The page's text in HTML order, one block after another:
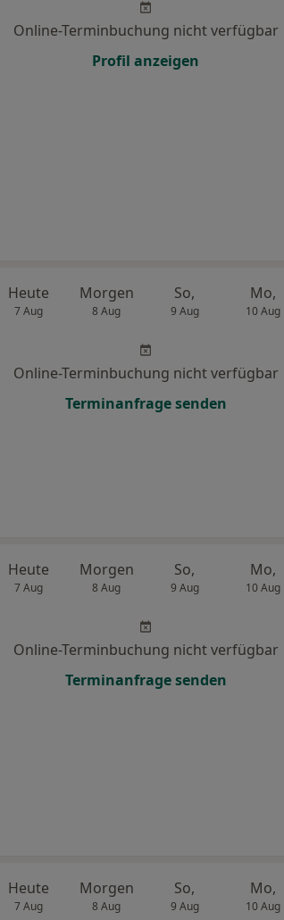
Online-Terminbuchung nicht verfügbar
Profil anzeigen
Heute
7 Aug
Morgen
8 Aug
So,
9 Aug
Mo,
10 Aug
Online-Terminbuchung nicht verfügbar
Terminanfrage senden
Heute
7 Aug
Morgen
8 Aug
So,
9 Aug
Mo,
10 Aug
Online-Terminbuchung nicht verfügbar
Terminanfrage senden
Heute
7 Aug
Morgen
8 Aug
So,
9 Aug
Mo,
10 Aug